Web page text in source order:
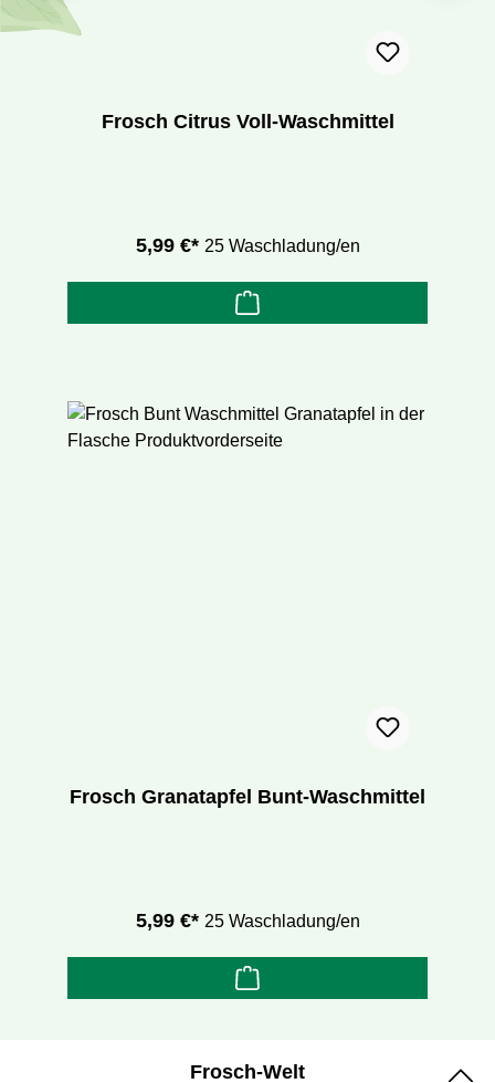
Frosch Citrus Voll-Waschmittel
5,99 €* 25 Waschladung/en
Frosch Granatapfel Bunt-Waschmittel
5,99 €* 25 Waschladung/en
Frosch-Welt